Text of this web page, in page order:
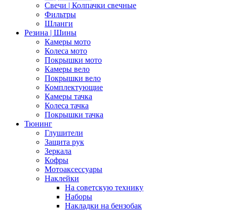
Свечи | Колпачки свечные
Фильтры
Шланги
Резина | Шины
Камеры мото
Колеса мото
Покрышки мото
Камеры вело
Покрышки вело
Комплектующие
Камеры тачка
Колеса тачка
Покрышки тачка
Тюнинг
Глушители
Защита рук
Зеркала
Кофры
Мотоаксессуары
Наклейки
На советскую технику
Наборы
Накладки на бензобак